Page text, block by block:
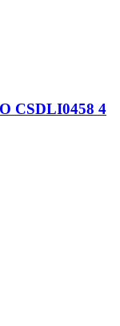
CSDLI0458 4